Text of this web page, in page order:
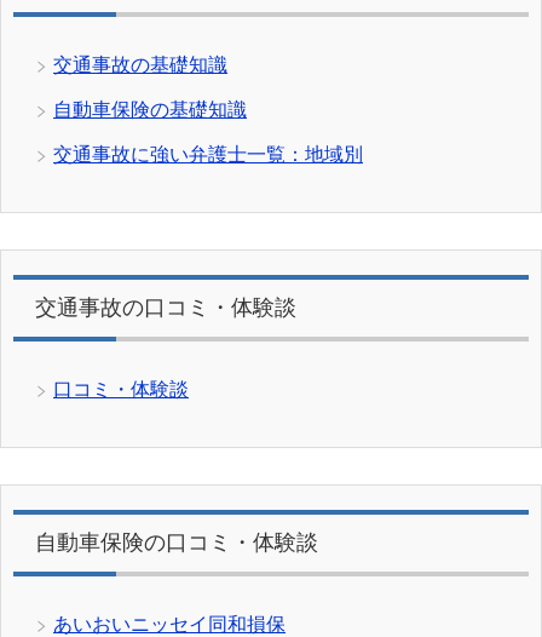
交通事故の基礎知識
自動車保険の基礎知識
交通事故に強い弁護士一覧：地域別
交通事故の口コミ・体験談
口コミ・体験談
自動車保険の口コミ・体験談
あいおいニッセイ同和損保